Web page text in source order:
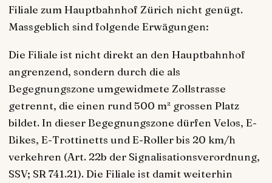
Filiale zum Hauptbahnhof Zürich nicht genügt.
Massgeblich sind folgende Erwägungen:
Die Filiale ist nicht direkt an den Hauptbahnhof
angrenzend, sondern durch die als
Begegnungszone umgewidmete Zollstrasse
getrennt, die einen rund 500 m² grossen Platz
bildet. In dieser Begegnungszone dürfen Velos, E-
Bikes, E-Trottinetts und E-Roller bis 20 km/h
verkehren (Art. 22b der Signalisationsverordnung,
SSV; SR 741.21). Die Filiale ist damit weiterhin